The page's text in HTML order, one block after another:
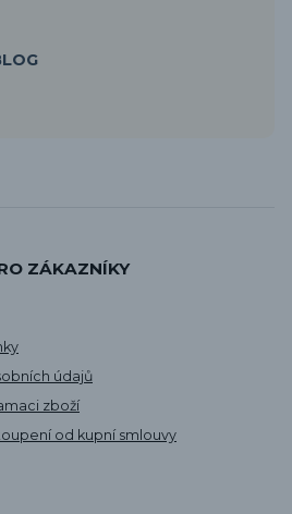
ZÁKAZNÍKY
údajů
zboží
od kupní smlouvy